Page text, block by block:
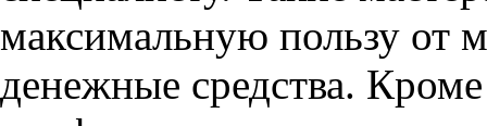
максимальную пользу от
денежные средства.